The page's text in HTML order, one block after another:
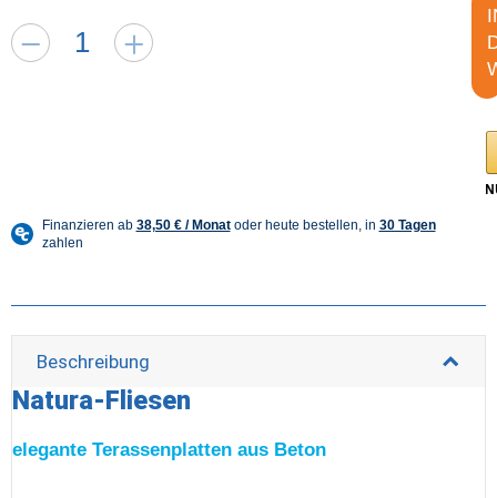
Beschreibung
Natura-Fliesen
elegante Terassenplatten aus Beton